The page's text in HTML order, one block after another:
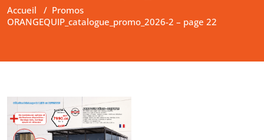
Accueil / Promos
ORANGEQUIP_catalogue_promo_2026-2 – page 22